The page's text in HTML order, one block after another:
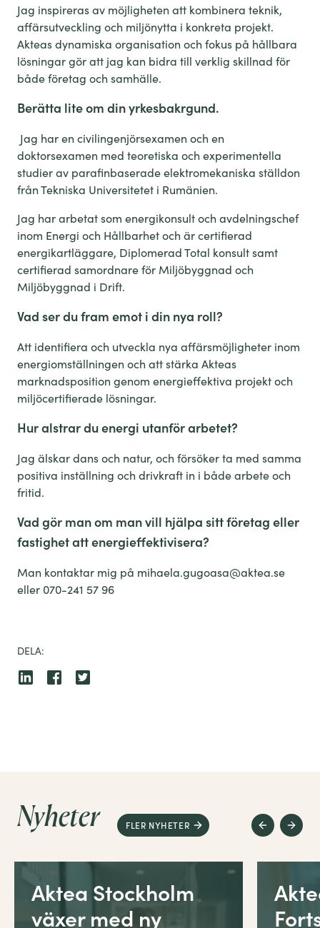
Jag inspireras av möjligheten att kombinera teknik,
affärsutveckling och miljönytta i konkreta projekt.
Akteas dynamiska organisation och fokus på hållbara
lösningar gör att jag kan bidra till verklig skillnad för
både företag och samhälle.
Berätta lite om dinyrkesbakrgund.
Jag har en civilingenjörsexamen och en
doktorsexamen med teoretiska och experimentella
studier av parafinbaserade elektromekaniska ställdon
från Tekniska Universitetet i Rumänien.
Jag har arbetat som energikonsult och avdelningschef
inom Energi och Hållbarhet och är certifierad
energikartläggare, Diplomerad Total konsult samt
certifierad samordnare för Miljöbyggnad och
Miljöbyggnad i Drift.
Vad ser du fram emot i din nya roll?
Att identifiera och utveckla nya affärsmöjligheter inom
energiomställningen och att stärka Akteas
marknadsposition genom energieffektiva projekt och
miljöcertifierade lösningar.
Hur alstrar du energi utanför arbetet?
Jag älskar dans och natur, och försöker ta med samma
positiva inställning och drivkraft in i både arbete och
fritid.
Vad gör man om man vill hjälpa sitt företag eller
fastighet att energieffektivisera?
Man kontaktar mig på mihaela.gugoasa@aktea.se
eller 070-241 57 96
DELA:
Nyheter FLER NYHETER
Aktea Stockholm
växer med ny